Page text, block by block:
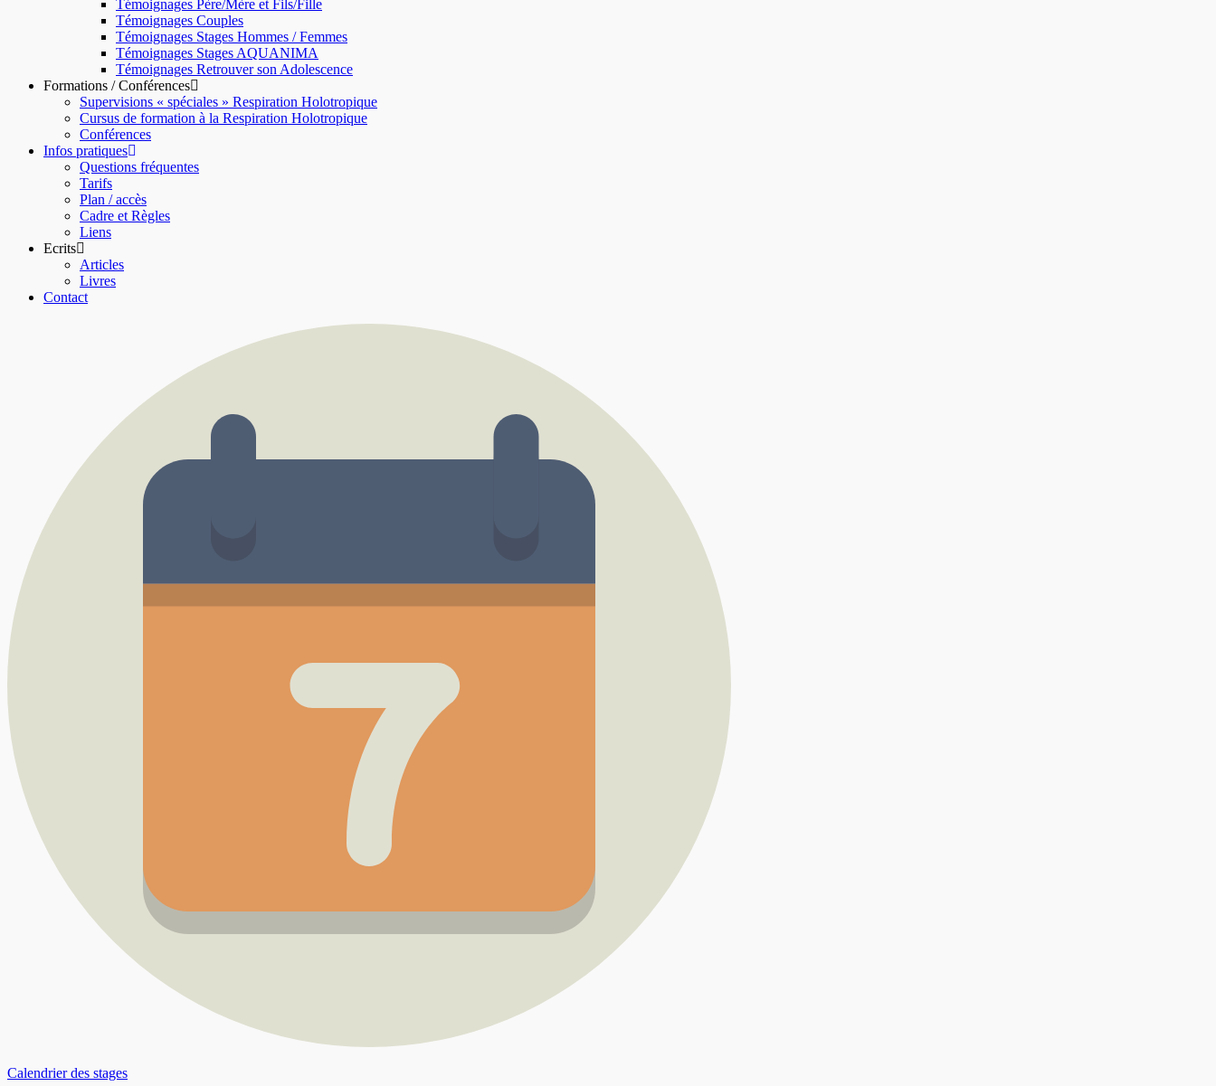
Témoignages Père/Mère et Fils/Fille
Témoignages Couples
Témoignages Stages Hommes / Femmes
Témoignages Stages AQUANIMA
Témoignages Retrouver son Adolescence
Formations / Conférences
Supervisions « spéciales » Respiration Holotropique
Cursus de formation à la Respiration Holotropique
Conférences
Infos pratiques
Questions fréquentes
Tarifs
Plan / accès
Cadre et Règles
Liens
Ecrits
Articles
Livres
Contact
Calendrier des stages